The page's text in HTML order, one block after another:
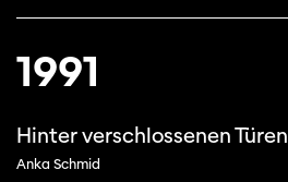
1991
Hinter verschlossenen Türen
Anka Schmid